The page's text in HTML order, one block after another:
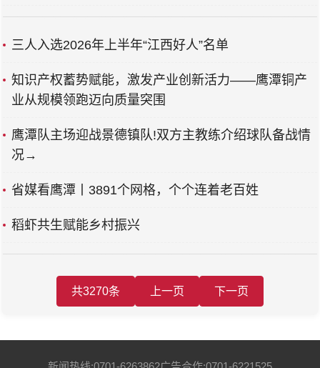
三人入选2026年上半年“江西好人”名单
知识产权蓄势赋能，激发产业创新活力——鹰潭铜产
业从规模领跑迈向质量突围
鹰潭队主场迎战景德镇队!双方主教练介绍球队备战情
况→
省媒看鹰潭丨3891个网格，个个连着老百姓
稻虾共生赋能乡村振兴
共3270条 上一页 下一页